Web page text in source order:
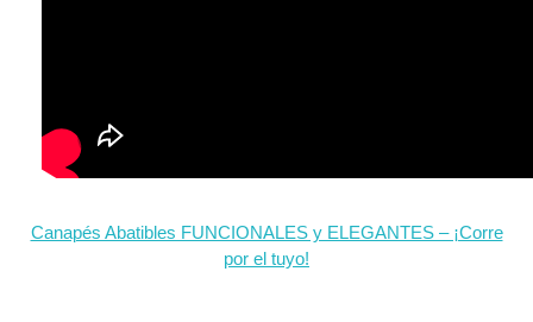
Canapés Abatibles FUNCIONALES y ELEGANTES – ¡Corre
por el tuyo!